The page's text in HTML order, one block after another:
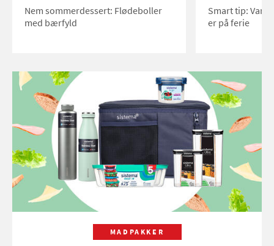
Nem sommerdessert: Flødeboller
med bærfyld
Smart tip:
er på ferie
MADPAKKER